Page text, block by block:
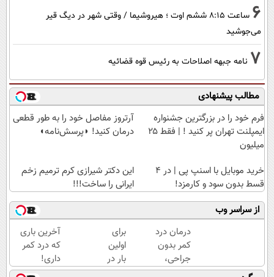
6
ساعت ۸:۱۵ ششم اوت ؛ هیروشیما / وقتی شهر در دیگ قیر
می‌جوشید
7 نامه جبهه اصلاحات به رئیس قوه قضائیه
مطالب پیشنهادی
فرم خود را در بزرگترین جشنواره
ایمپلنت تهران پر کنید ! | فقط ۲۵
میلیون
آرتروز مفاصل خود را به طور قطعی
درمان کنید! ◗پرسش‌نامه◖
خرید موبایل با اسنپ پی | در ۴
قسط بدون سود و کارمزد!
این دکتر شیرازی کرم ترمیم زخم
ایرانی را ساخت!!!
از سراسر وب
درمان درد
کمر بدون
جراحی،
تزریق ◀
برای
اولین
بار در
ایران
آخرین باری
که درد کمر
داری!
◗پرسش‌نامه